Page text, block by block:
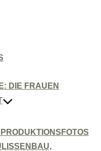
DIE FRAUEN